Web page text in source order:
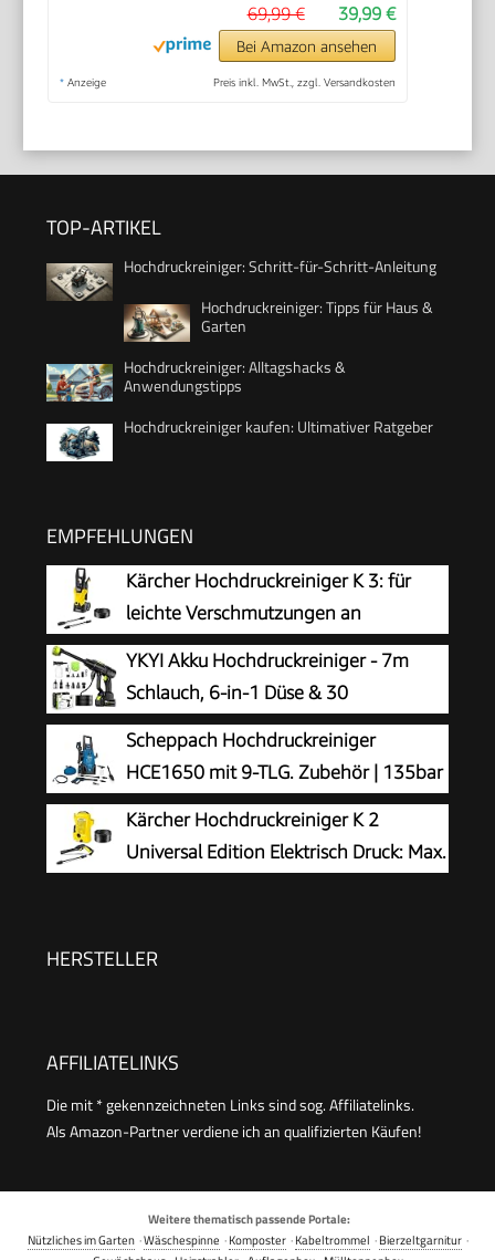
39,99 €
69,99 €
Bei Amazon ansehen
* Anzeige Preis inkl. MwSt., zzgl. Versandkosten
TOP-ARTIKEL
Hochdruckreiniger: Schritt-für-Schritt-Anleitung
Hochdruckreiniger: Tipps für Haus &
Garten
Hochdruckreiniger: Alltagshacks &
Anwendungstipps
Hochdruckreiniger kaufen: Ultimativer Ratgeber
EMPFEHLUNGEN
Kärcher Hochdruckreiniger K 3: für
leichte Verschmutzungen an
Fahrrädern, Gartenzäunen,
Motorrädern & Co. Flächenleistung 25 m²/h. Mit
Pistole, 6 m Hochdruckschlauch und Vario
Power-Strahlrohr Gelb
YKYI Akku Hochdruckreiniger - 7m
Schlauch, 6-in-1 Düse & 30
Druckstufen, mit 21V Akku, 1200 PSI
Portable Pressure Washer für Auto, Garten,
Fenster & Camping
Scheppach Hochdruckreiniger
HCE1650 mit 9-TLG. Zubehör | 135bar
| 5m Hochdruckschlauch | max.
Fördermenge: 408 L/h | Quick Connect System |
Ansaugfunktion & Reinigungsmitteltank
Kärcher Hochdruckreiniger K 2
Universal Edition Elektrisch Druck: Max.
38 kg Hochdruckschlauch und -Pistole
HERSTELLER
AFFILIATELINKS
Die mit * gekennzeichneten Links sind sog. Affiliatelinks.
Als Amazon-Partner verdiene ich an qualifizierten Käufen!
Weitere thematisch passende Portale:
Nützliches im Garten·Wäschespinne ·Komposter·Kabeltrommel ·Bierzeltgarnitur·